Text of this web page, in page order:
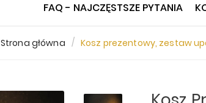
FAQ - NAJCZĘSTSZE PYTANIA
Strona główna Kosz prezentowy, zestaw